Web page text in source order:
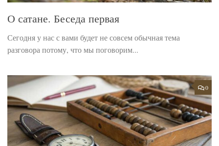
О сатане. Беседа первая
Сегодня у нас с вами будет не совсем обычная тема
разговора потому, что мы поговорим...
0